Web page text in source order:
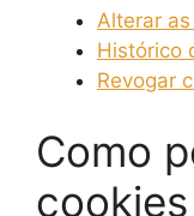
Alterar
Histórico
Revogar
Como